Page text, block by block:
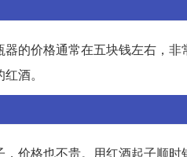
的价格通常在五块钱左右，
酒。
价格也不贵。用红酒起子顺